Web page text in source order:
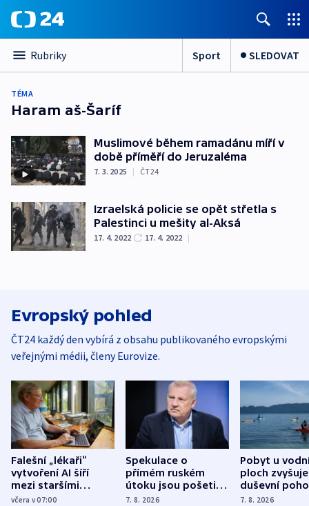
Rubriky Sport SLEDOVAT
TÉMA
Haram aš-Šaríf
Muslimové během ramadánu míří v
době příměří do Jeruzaléma
7. 3. 2025 | ČT24
Izraelská policie se opět střetla s
Palestinci u mešity al-Aksá
17. 4. 2022 17. 4. 2022 |
Evropský pohled
ČT24 každý den vybírá z obsahu publikovaného evropskými
veřejnými médii, členy Eurovize.
Falešní „lékaři“
vytvoření AI šíří
mezi staršími
Poláky nebezpečné
včera v 07:00
Spekulace o
přímém ruském
útoku jsou pošetilé,
míní estonský
7. 8. 2026
Pobyt u
ploch zvyšuje
duševní
ukázala
7. 8. 2026